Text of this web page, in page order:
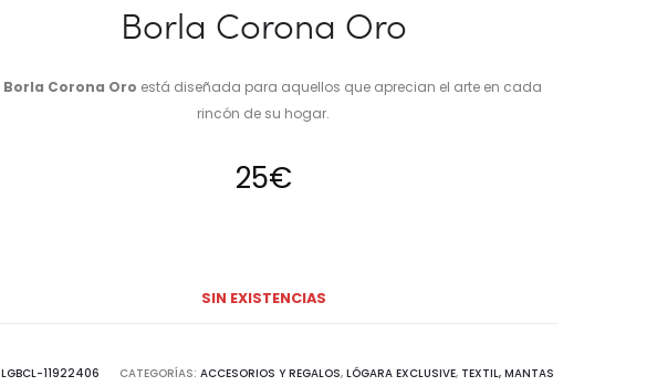
Borla Corona Oro
Borla Corona Oro está diseñada para aquellos que aprecian el arte en cada
rincón de su hogar.
25€
SIN EXISTENCIAS
LGBCL-11922406 CATEGORÍAS: ACCESORIOS Y REGALOS, LÓGARA EXCLUSIVE, TEXTIL, MANTAS